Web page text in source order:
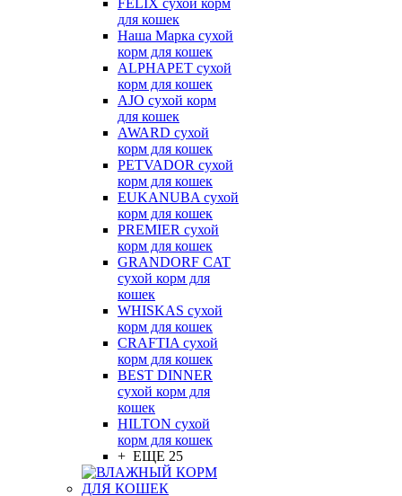
FELIX сухой корм
для кошек
Наша Марка сухой
корм для кошек
ALPHAPET сухой
корм для кошек
AJO сухой корм
для кошек
AWARD сухой
корм для кошек
PETVADOR сухой
корм для кошек
EUKANUBA сухой
корм для кошек
PREMIER сухой
корм для кошек
GRANDORF CAT
сухой корм для
кошек
WHISKAS сухой
корм для кошек
CRAFTIA сухой
корм для кошек
BEST DINNER
сухой корм для
кошек
HILTON сухой
корм для кошек
+ ЕЩЕ 25